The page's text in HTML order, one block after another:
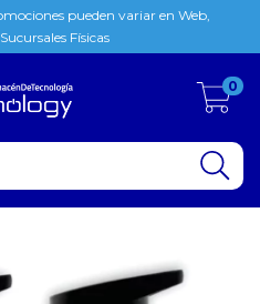
pueden variar en Web,
Físicas
0